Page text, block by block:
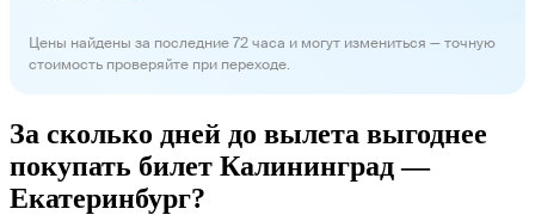
Цены найдены за последние 72 часа и могут измениться — точную
стоимость проверяйте при переходе.
За сколько дней до вылета выгоднее
покупать билет Калининград —
Екатеринбург?